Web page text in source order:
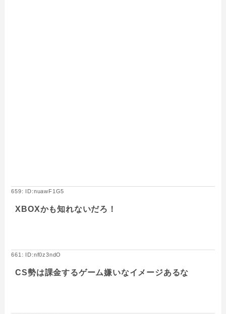
659: ID:nuawF1G5
XBOXかも知れないだろ！
661: ID:nf0z3ndO
CS勢は課金するゲーム嫌いなイメージあるな